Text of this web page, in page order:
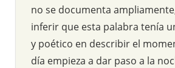
no se documenta
inferir que esta palabra tenía
y poético en describir el
día empieza a dar paso a la